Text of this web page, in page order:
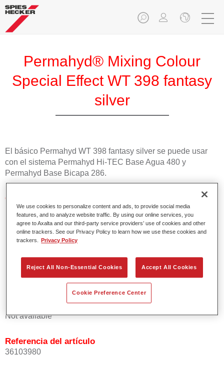
Permahyd® Mixing Colour
Special Effect WT 398 fantasy
silver
El básico Permahyd WT 398 fantasy silver se puede usar
con el sistema Permahyd Hi-TEC Base Agua 480 y
Permahyd Base Bicapa 286.
Características del producto
Fácil y rápido de aplicar.
Excepcional precisión del color con una orientación
homogénea de las partículas de efecto.
Tiempos de proceso cortos.
Muy buena cubrición.
Se usa para reparar colores OEM especiales.
Product Variant
Not available
Referencia del artículo
36103980
We use cookies to personalize content and ads, to provide social media
features, and to analyze website traffic. By using our online services, you
agree to Axalta and our third-party service providers’ use of cookies and other
online trackers. See our Privacy Policy to learn how we use these cookies and
trackers.
Privacy Policy
Reject All Non-Essential Cookies Accept All Cookies
Cookie Preference Center